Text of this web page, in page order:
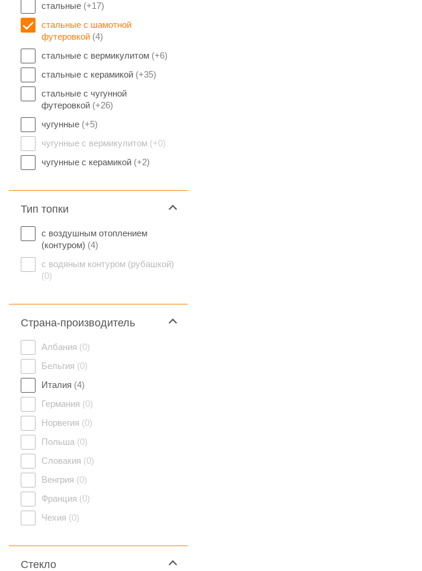
стальные (+17)
стальные с шамотной
футеровкой (4)
стальные с вермикулитом (+6)
стальные с керамикой (+35)
стальные с чугунной
футеровкой (+26)
чугунные (+5)
чугунные с вермикулитом (+0)
чугунные с керамикой (+2)
Тип топки
с воздушным отоплением
(контуром) (4)
с водяным контуром (рубашкой)
(0)
Страна-производитель
Албания (0)
Бельгия (0)
Италия (4)
Германия (0)
Норвегия (0)
Польша (0)
Словакия (0)
Венгрия (0)
Франция (0)
Чехия (0)
Стекло